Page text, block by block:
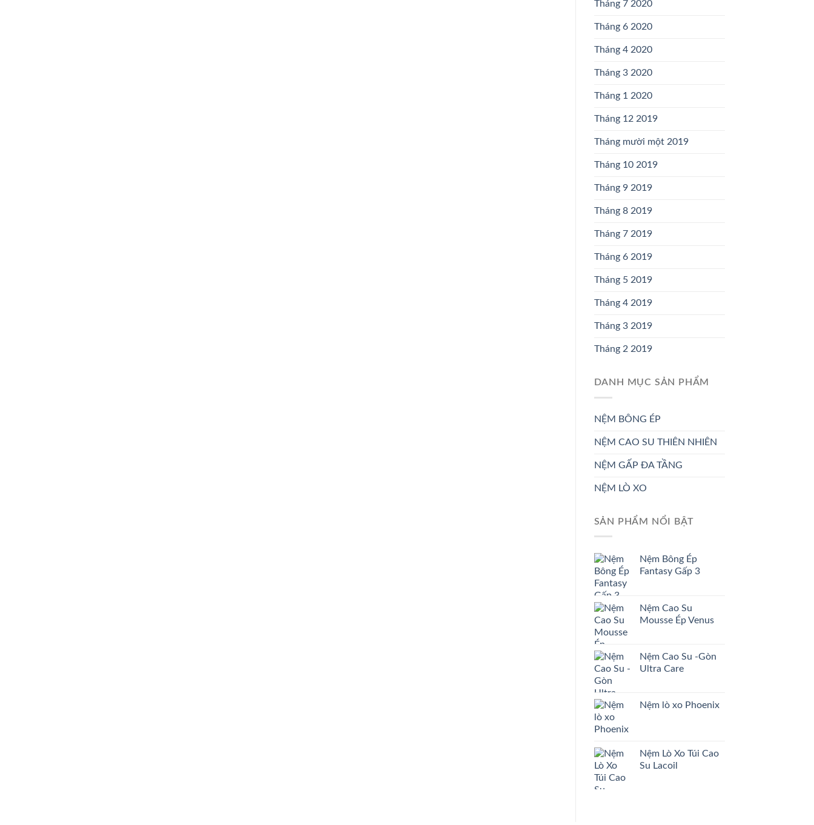
Tháng 7 2020
Tháng 6 2020
Tháng 4 2020
Tháng 3 2020
Tháng 1 2020
Tháng 12 2019
Tháng mười một 2019
Tháng 10 2019
Tháng 9 2019
Tháng 8 2019
Tháng 7 2019
Tháng 6 2019
Tháng 5 2019
Tháng 4 2019
Tháng 3 2019
Tháng 2 2019
DANH MỤC SẢN PHẨM
NỆM BÔNG ÉP
NỆM CAO SU THIÊN NHIÊN
NỆM GẤP ĐA TẦNG
NỆM LÒ XO
SẢN PHẨM NỔI BẬT
Nệm Bông Ép
Fantasy Gấp 3
Nệm Cao Su
Mousse Ép Venus
Nệm Cao Su -Gòn
Ultra Care
Nệm lò xo Phoenix
Nệm Lò Xo Túi Cao
Su Lacoil